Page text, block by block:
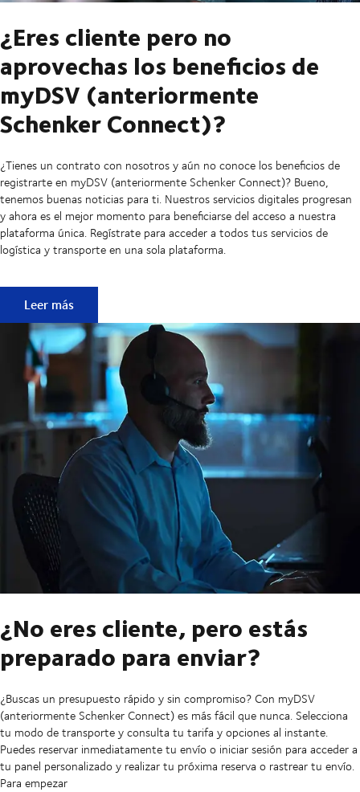
¿Eres cliente pero no
aprovechas los beneficios de
myDSV (anteriormente
Schenker Connect)?
¿Tienes un contrato con nosotros y aún no conoce los beneficios de
registrarte en myDSV (anteriormente Schenker Connect)? Bueno,
tenemos buenas noticias para ti. Nuestros servicios digitales progresan
y ahora es el mejor momento para beneficiarse del acceso a nuestra
plataforma única. Regístrate para acceder a todos tus servicios de
logística y transporte en una sola plataforma.
¿Eres cliente pero no aprovechas los beneficios de
Leer más
¿No eres cliente, pero estás
preparado para enviar?
¿Buscas un presupuesto rápido y sin compromiso? Con myDSV
(anteriormente Schenker Connect) es más fácil que nunca. Selecciona
tu modo de transporte y consulta tu tarifa y opciones al instante.
Puedes reservar inmediatamente tu envío o iniciar sesión para acceder a
tu panel personalizado y realizar tu próxima reserva o rastrear tu envío.
Para empezar